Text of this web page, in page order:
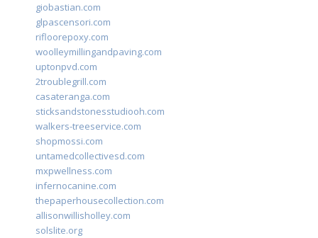
giobastian.com
glpascensori.com
rifloorepoxy.com
woolleymillingandpaving.com
uptonpvd.com
2troublegrill.com
casateranga.com
sticksandstonesstudiooh.com
walkers-treeservice.com
shopmossi.com
untamedcollectivesd.com
mxpwellness.com
infernocanine.com
thepaperhousecollection.com
allisonwillisholley.com
solslite.org